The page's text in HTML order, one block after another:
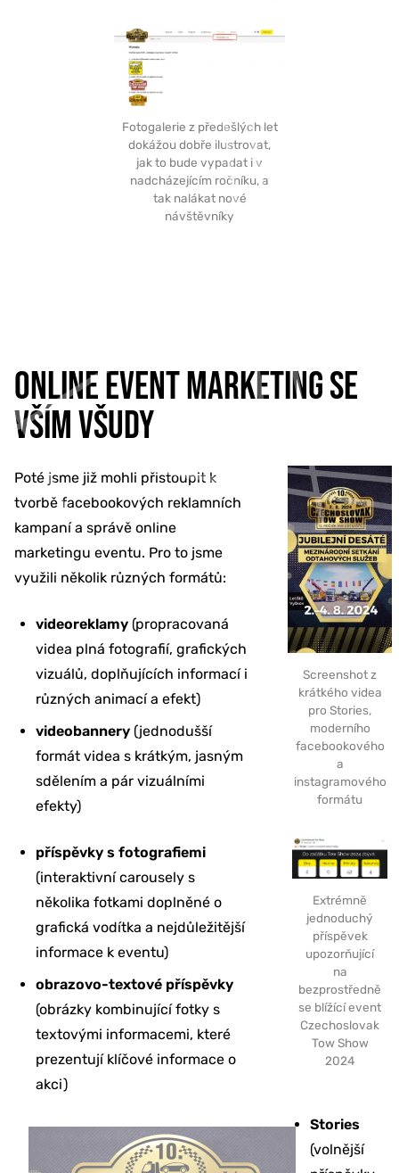
Fotogalerie z předešlých let
dokážou dobře ilustrovat,
jak to bude vypadat i v
nadcházejícím ročníku, a
tak nalákat nové
návštěvníky
ONLINE EVENT MARKETING SE
VŠÍM VŠUDY
Screenshot z
krátkého videa
pro Stories,
moderního
facebookového
a
instagramového
formátu
Extrémně
jednoduchý
příspěvek
upozorňující
na
bezprostředně
se blížící event
Czechoslovak
Tow Show
2024
Poté jsme již mohli přistoupit k
tvorbě facebookových reklamních
kampaní a správě online
marketingu eventu. Pro to jsme
využili několik různých formátů:
videoreklamy (propracovaná
videa plná fotografií, grafických
vizuálů, doplňujících informací i
různých animací a efekt)
videobannery (jednodušší
formát videa s krátkým, jasným
sdělením a pár vizuálními
efekty)
příspěvky s fotografiemi
(interaktivní carousely s
několika fotkami doplněné o
grafická vodítka a nejdůležitější
informace k eventu)
obrazovo-textové příspěvky
(obrázky kombinující fotky s
textovými informacemi, které
prezentují klíčové informace o
akci)
Stories
(volnější